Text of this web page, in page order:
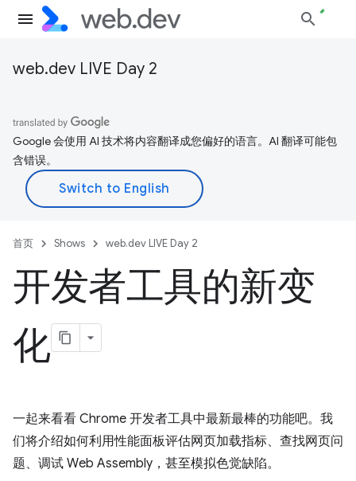
web.dev LIVE Day 2
Google 会使用 AI 技术将内容翻译成您偏好的语言。AI 翻译可能包
含错误。
首页 Shows web.dev LIVE Day 2
开发者工具的新变
化
一起来看看 Chrome 开发者工具中最新最棒的功能吧。我
们将介绍如何利用性能面板评估网页加载指标、查找网页问
题、调试 Web Assembly，甚至模拟色觉缺陷。